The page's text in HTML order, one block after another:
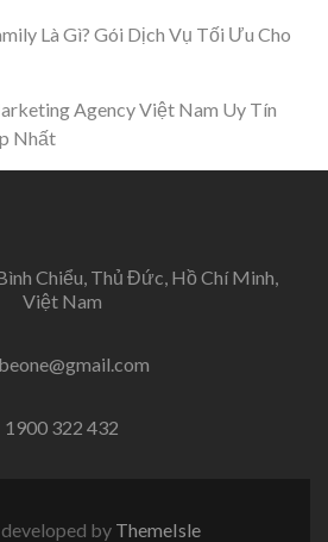
Là Gì? Gói Dịch Vụ Tối Ưu Cho
Agency Việt Nam Uy Tín
Nhất
Chiểu, Thủ Đức, Hồ Chí Minh,
Việt Nam
1900 322 432
developed by ThemeIsle